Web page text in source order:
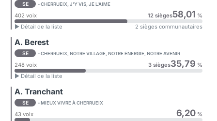
SE - CHERRUEIX, J'Y VIS, JE L'AIME
402 voix 12 sièges58,01 %
► Détail de la liste
2 sièges communautaires
A. Berest
SE - CHERRUEIX, NOTRE VILLAGE, NOTRE ÉNERGIE, NOTRE AVENIR
248 voix 3 sièges35,79 %
► Détail de la liste
A. Tranchant
SE - MIEUX VIVRE À CHERRUEIX
43 voix 6,20%